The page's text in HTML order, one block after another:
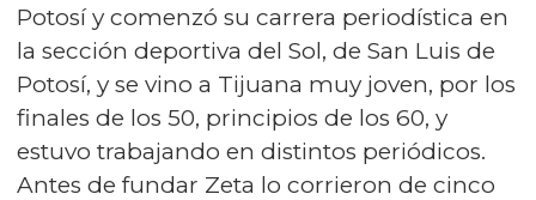
Potosí y comenzó su carrera periodística en
la sección deportiva del Sol, de San Luis de
Potosí, y se vino a Tijuana muy joven, por los
finales de los 50, principios de los 60, y
estuvo trabajando en distintos periódicos.
Antes de fundar Zeta lo corrieron de cinco